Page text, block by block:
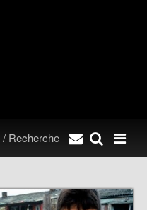
/ Recherche